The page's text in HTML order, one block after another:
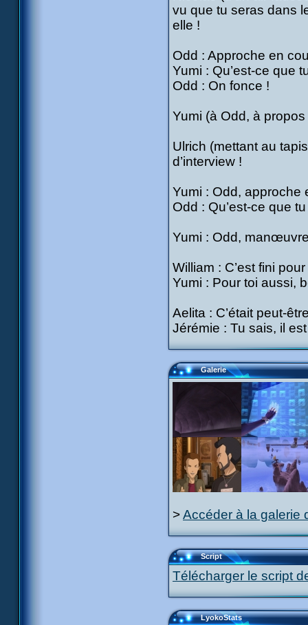
vu que tu seras dans
elle !
Odd : Approche en
Yumi : Qu’est-ce que
Odd : On fonce !
Yumi (à Odd, à
Ulrich (mettant au
d’interview !
Yumi : Odd, approche
Odd : Qu’est-ce que
Yumi : Odd,
William : C’est fini
Yumi : Pour toi aussi,
Aelita : C’était peut-
Jérémie : Tu sais, il
Galerie
>Accéder à la galerie
Script
Télécharger le script
LyokoStats